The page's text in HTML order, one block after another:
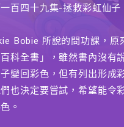
百四十九集-拯救彩虹仙子
Bobie 所說的問功課，原
科全書」，雖然書內沒有
變回彩色，但有列出形成
也決定要嘗試，希望能令
。